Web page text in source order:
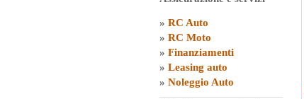
» RC Auto
» RC Moto
» Finanziamenti
» Leasing auto
» Noleggio Auto